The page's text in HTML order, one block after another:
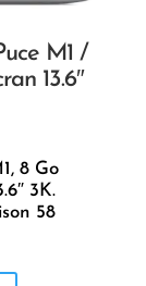
M1 /
13.6″
8 Go
3K.
58